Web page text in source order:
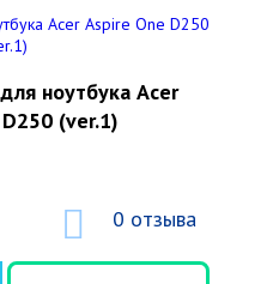
ноутбука Acer
(ver.1)
0 отзыва